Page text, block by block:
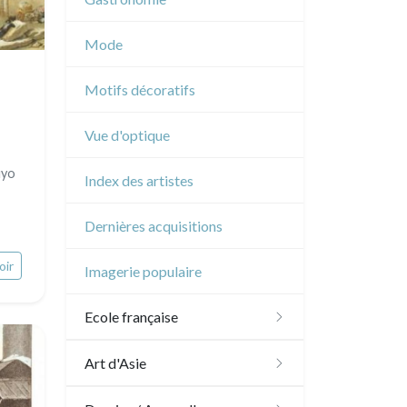
Musique
Cirque
Mode
Motifs décoratifs
Vue d'optique
Index des artistes
Dernières acquisitions
Imagerie populaire
Ecole française
XVI - XVII°
Art d'Asie